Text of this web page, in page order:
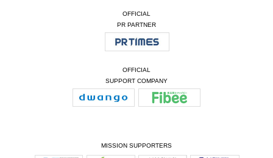
OFFICIAL
PR PARTNER
OFFICIAL
SUPPORT COMPANY
MISSION SUPPORTERS